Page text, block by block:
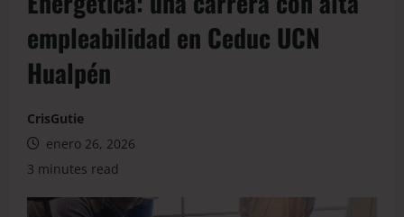
empleabilidad en Ceduc UCN
Hualpén
CrisGutie
enero 26, 2026
3 minutes read